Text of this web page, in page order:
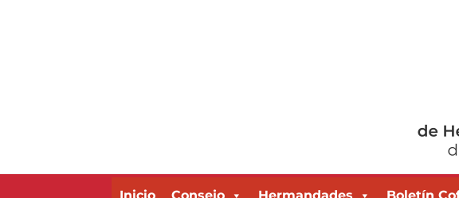
Inicio Consejo Hermandades Boletín